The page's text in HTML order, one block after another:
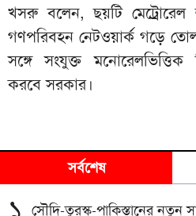
খসরু বলেন, ছয়টি মেট্রোরেল
গণপরিবহন নেটওয়ার্ক গড়ে
সঙ্গে সংযুক্ত মনোরেলভিত্তিক
করবে সরকার।
সর্বশেষ
সৌদি-তুরস্ক-পাকিস্তানের নতুন